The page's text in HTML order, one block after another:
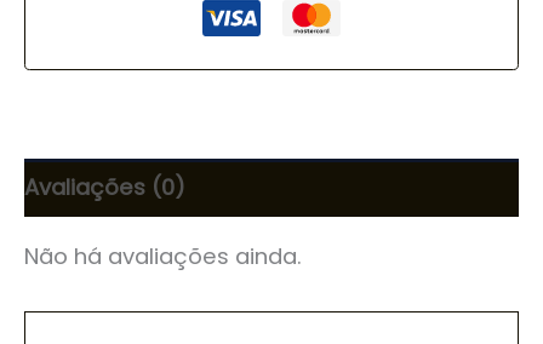
Avaliações (0)
Não há avaliações ainda.